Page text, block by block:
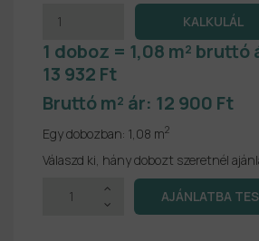
1 doboz = 1,08 m² bruttó
13 932 Ft
Bruttó m² ár: 12 900 Ft
Egy dobozban: 1,08 m2
Válaszd ki, hány dobozt szeretnél